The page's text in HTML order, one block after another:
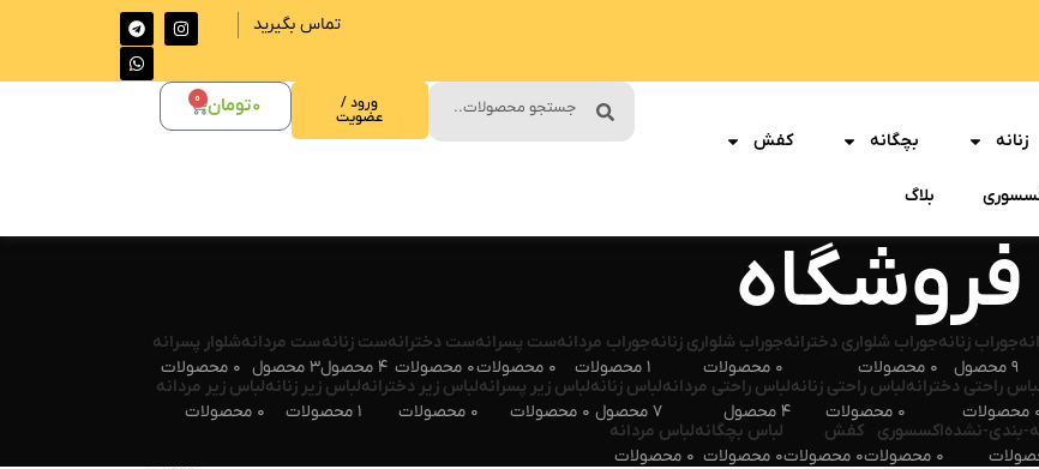
تماس بگیرید
زنانه بچگانه کفش
بلاگ
ورود /
عضویت 0تومان 0
فروشگاه
جوراب زنانه
9 محصول
جوراب شلواری دخترانه
0 محصولات
جوراب شلواری زنانه
0 محصولات
جوراب مردانه
1 محصولات
ست پسرانه
0 محصولات
ست دخترانه
0 محصولات
ست زنانه
4 محصول
ست مردانه
3 محصول
شلوار پسرانه
0 محصولات
راحتی دخترانهلباس راحتی زنانه
0 محصولات
لباس راحتی مردانه
4 محصول
لباس زنانه
7 محصول
لباس زیر پسرانه
0 محصولات
لباس زیر دخترانه
0 محصولات
لباس زیر زنانه
1 محصولات
لباس زیر مردانه
0 محصولات
بندی-نشدهاکسسوری
0 محصولات
کفش
0 محصولات
لباس بچگانه
0 محصولات
لباس مردانه
0 محصولات